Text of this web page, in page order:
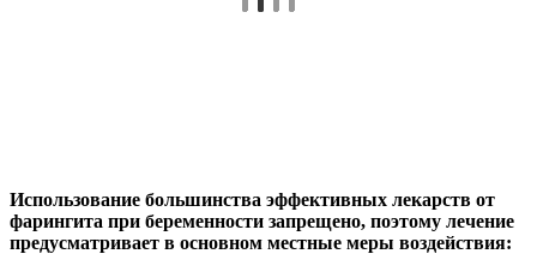
Использование большинства эффективных лекарств от
фарингита при беременности запрещено, поэтому лечение
предусматривает в основном местные меры воздействия: